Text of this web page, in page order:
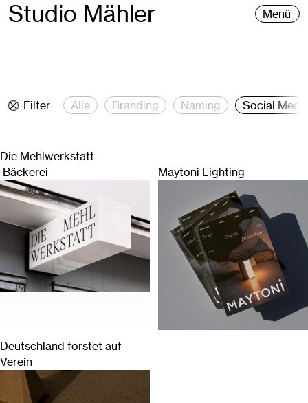
Studio Mähler Menü
Filter Alle Branding Naming Social
Die Mehlwerkstatt –
Bäckerei
Maytoni Lighting
Deutschland forstet auf
Verein